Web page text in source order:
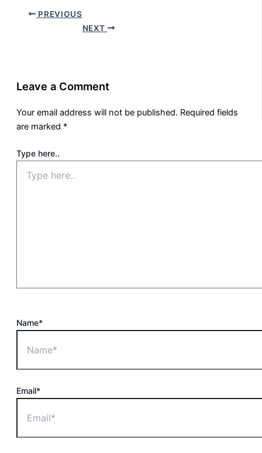
PREVIOUS
NEXT
Leave a Comment
Your email address will not be published. Required fields
are marked *
Type here..
Name*
Email*